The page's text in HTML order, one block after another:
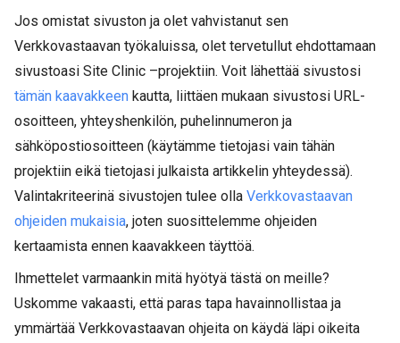
Jos omistat sivuston ja olet vahvistanut sen
Verkkovastaavan työkaluissa, olet tervetullut ehdottamaan
sivustoasi Site Clinic –projektiin. Voit lähettää sivustosi
tämän kaavakkeen kautta, liittäen mukaan sivustosi URL-
osoitteen, yhteyshenkilön, puhelinnumeron ja
sähköpostiosoitteen (käytämme tietojasi vain tähän
projektiin eikä tietojasi julkaista artikkelin yhteydessä).
Valintakriteerinä sivustojen tulee olla Verkkovastaavan
ohjeiden mukaisia, joten suosittelemme ohjeiden
kertaamista ennen kaavakkeen täyttöä.
Ihmettelet varmaankin mitä hyötyä tästä on meille?
Uskomme vakaasti, että paras tapa havainnollistaa ja
ymmärtää Verkkovastaavan ohjeita on käydä läpi oikeita